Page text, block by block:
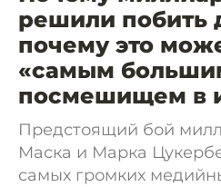
решили побить
почему это
«самым
посмешищем в
Предстоящий бой
Маска и Марка
самых громких